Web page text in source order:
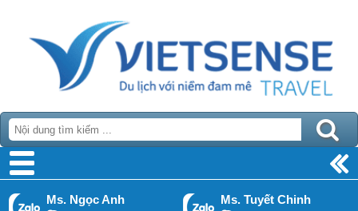
Ms. Ngọc Anh Ms. Tuyết Chinh